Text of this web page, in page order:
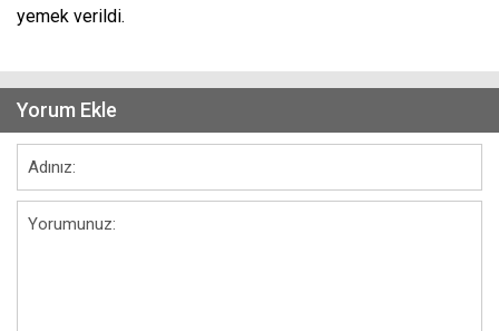
yemek verildi.
Yorum Ekle